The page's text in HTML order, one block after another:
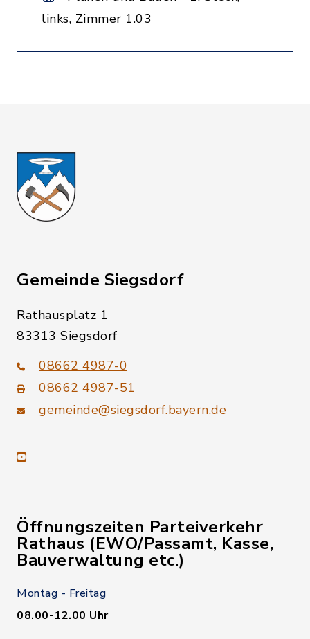
links, Zimmer 1.03
Gemeinde Siegsdorf
Rathausplatz 1
83313 Siegsdorf
08662 4987-0
08662 4987-51
gemeinde@siegsdorf.bayern.de
youtube
Öffnungszeiten Parteiverkehr
Rathaus (EWO/Passamt, Kasse,
Bauverwaltung etc.)
Montag - Freitag
08.00-12.00 Uhr